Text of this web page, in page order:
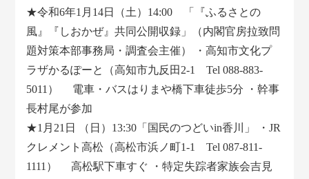
★令和6年1月14日（土）14:00 「『ふるさとの
風』『しおかぜ』共同公開収録」（内閣官房拉致問
題対策本部事務局・調査会主催） ・高知市文化プ
ラザかるぽーと（高知市九反田2-1 Tel 088-883-
5011） 電車・バスはりまや橋下車徒歩5分 ・幹事
長村尾が参加
★1月21日 （日）13:30「国民のつどいin香川」 ・JR
クレメント高松（高松市浜ノ町1-1 Tel 087-811-
1111） 高松駅下車すぐ ・特定失踪者家族会吉見